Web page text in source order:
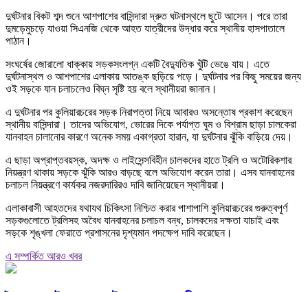
দুর্ঘটনার বিকট শব্দ শুনে আশপাশের বাসিন্দারা দ্রুত ঘটনাস্থলে ছুটে আসেন। পরে তারা
দুমড়েমুচড়ে যাওয়া সিএনজি থেকে আহত যাত্রীদের উদ্ধার করে স্থানীয় হাসপাতালে
পাঠান।
সংঘর্ষের জোরালো ধাক্কায় সড়কসংলগ্ন একটি বৈদ্যুতিক খুঁটি ভেঙে যায়। এতে
দুর্ঘটনাস্থল ও আশপাশের এলাকায় আতঙ্ক ছড়িয়ে পড়ে। দুর্ঘটনার পর কিছু সময়ের জন্য
ওই সড়কে যান চলাচলেও বিঘ্ন সৃষ্টি হয় বলে স্থানীয়রা জানান।
এ দুর্ঘটনার পর কুলিয়ারচরের সড়ক নিরাপত্তা নিয়ে আবারও অসন্তোষ প্রকাশ করেছেন
স্থানীয় বাসিন্দারা। তাদের অভিযোগ, ভোরের দিকে পর্যাপ্ত ঘুম ও বিশ্রাম ছাড়া চালকেরা
যানবাহন চালানোর কারণে অনেক সময় একাগ্রতা হারান, যা দুর্ঘটনার ঝুঁকি বাড়িয়ে দেয়।
এ ছাড়া অপ্রাপ্তবয়স্ক, অদক্ষ ও লাইসেন্সবিহীন চালকদের হাতে ট্রলি ও অটোরিকশার
নিয়ন্ত্রণ থাকায় সড়কে ঝুঁকি আরও বাড়ছে বলে অভিযোগ করেন তারা। এসব যানবাহনের
চলাচল নিয়ন্ত্রণে কার্যকর নজরদারিরও দাবি জানিয়েছেন স্থানীয়রা।
এলাকাবাসী আহতদের যথাযথ চিকিৎসা নিশ্চিত করার পাশাপাশি কুলিয়ারচরের গুরুত্বপূর্ণ
সড়কগুলোতে ট্রলিসহ অবৈধ যানবাহনের চলাচল বন্ধ, চালকদের দক্ষতা যাচাই এবং
সড়কে শৃঙ্খলা ফেরাতে প্রশাসনের দৃশ্যমান পদক্ষেপ দাবি করেছেন।
এ সম্পর্কিত আরও খবর